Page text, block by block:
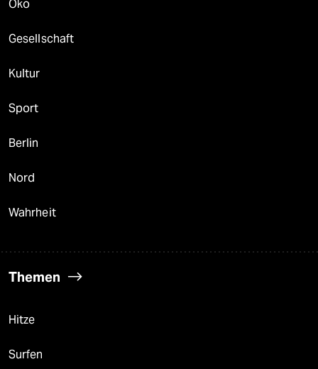
Öko
Gesellschaft
Kultur
Sport
Berlin
Nord
Wahrheit
Themen
Hitze
Surfen